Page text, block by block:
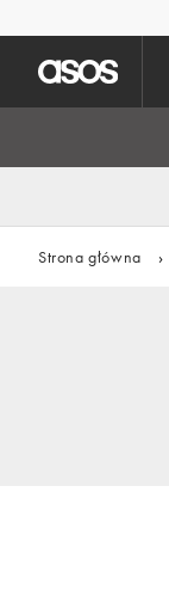
Strona główna ›